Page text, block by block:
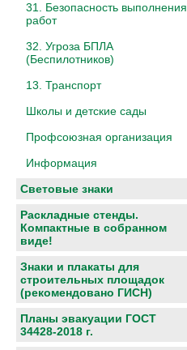
31. Безопасность выполнения
работ
32. Угроза БПЛА
(Беспилотников)
13. Транспорт
Школы и детские сады
Профсоюзная организация
Информация
Световые знаки
Раскладные стенды.
Компактные в собранном
виде!
Знаки и плакаты для
строительных площадок
(рекомендовано ГИСН)
Планы эвакуации ГОСТ
34428-2018 г.